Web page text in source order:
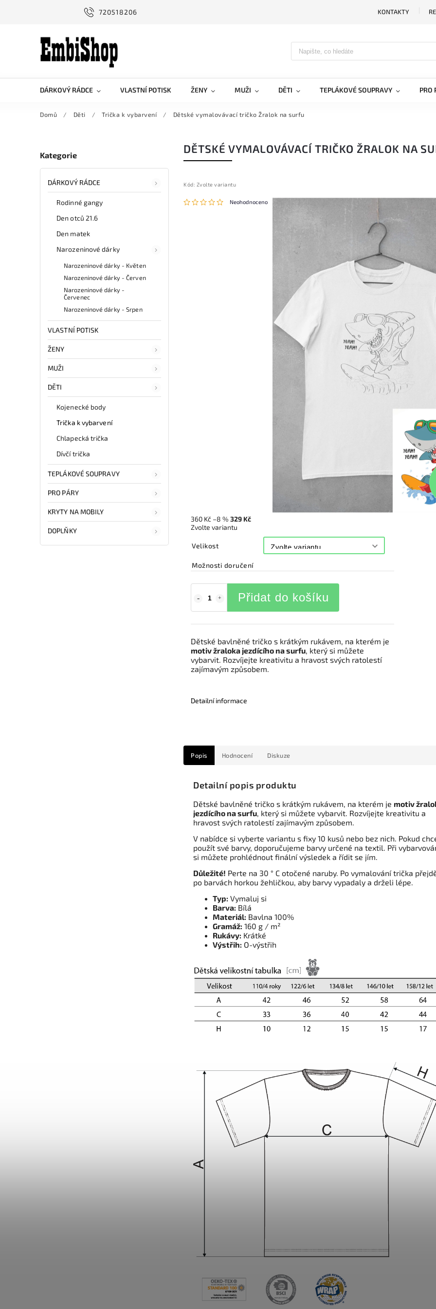
720518206 KONTAKTY
DÁRKOVÝ RÁDCE VLASTNÍ POTISK ŽENY MUŽI DĚTI TEPLÁKOVÉ SOUPRAVY PRO
Domů / Děti / Trička k vybarvení / Dětské vymalovávací tričko Žralok na surfu
Kategorie
DÁRKOVÝ RÁDCE
Rodinné gangy
Den otců 21.6
Den matek
Narozeninové dárky
Narozeninové dárky - Květen
Narozeninové dárky - Červen
Narozeninové dárky -
Červenec
Narozeninové dárky - Srpen
VLASTNÍ POTISK
ŽENY
MUŽI
DĚTI
Kojenecké body
Trička k vybarvení
Chlapecká trička
Dívčí trička
TEPLÁKOVÉ SOUPRAVY
PRO PÁRY
KRYTY NA MOBILY
DOPLŇKY
DĚTSKÉ VYMALOVÁVACÍ TRIČKO ŽRALOK NA
Kód: Zvolte variantu
Neohodnoceno
360 Kč –8 % 329 Kč
Zvolte variantu
Velikost
Možnosti doručení
Přidat do košíku
Dětské bavlněné tričko s krátkým rukávem, na kterém je
motiv žraloka jezdícího na surfu , který si můžete
vybarvit. Rozvíjejte kreativitu a hravost svých ratolestí
zajímavým způsobem.
Detailní informace
Popis Hodnocení Diskuze
Detailní popis produktu
Dětské bavlněné tričko s krátkým rukávem, na kterém je motiv
jezdícího na surfu, který si můžete vybarvit. Rozvíjejte kreativitu a
hravost svých ratolestí zajímavým způsobem.
V nabídce si vyberte variantu s fixy 10 kusů nebo bez nich. Pokud
použít své barvy, doporučujeme barvy určené na textil. Při
si můžete prohlédnout finální výsledek a řídit se jím.
Důležité! Perte na 30 ° C otočené naruby. Po vymalování trička
po barvách horkou žehličkou, aby barvy vypadaly a drželi lépe.
Typ: Vymaluj si
Barva: Bílá
Materiál: Bavlna 100%
Gramáž: 160 g / m²
Rukávy: Krátké
Výstřih: O-výstřih